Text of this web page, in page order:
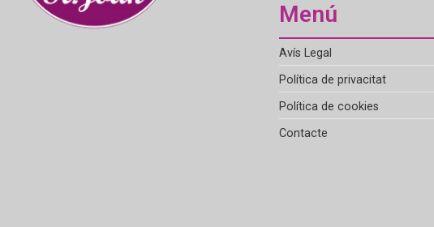
Menú
Avís Legal
Política de privacitat
Política de cookies
Contacte